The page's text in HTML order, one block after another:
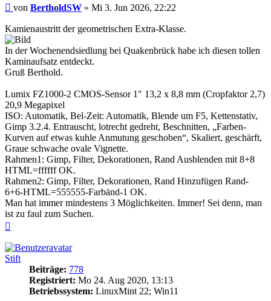
Beitrag
von BertholdSW » Mi 3. Jun 2026, 22:22
Kamienaustritt der geometrischen Extra-Klasse.
In der Wochenendsiedlung bei Quakenbrück habe ich diesen tollen
Kaminaufsatz entdeckt.
Gruß Berthold.
Lumix FZ1000-2 CMOS-Sensor 1" 13,2 x 8,8 mm (Cropfaktor 2,7)
20,9 Megapixel
ISO: Automatik, Bel-Zeit: Automatik, Blende um F5, Kettenstativ,
Gimp 3.2.4. Entrauscht, lotrecht gedreht, Beschnitten, „Farben-
Kurven auf etwas kuhle Anmutung geschoben“, Skaliert, geschärft,
Graue schwache ovale Vignette.
Rahmen1: Gimp, Filter, Dekorationen, Rand Ausblenden mit 8+8
HTML=ffffff OK.
Rahmen2: Gimp, Filter, Dekorationen, Rand Hinzufügen Rand-
6+6-HTML=555555-Farbänd-1 OK.
Man hat immer mindestens 3 Möglichkeiten. Immer! Sei denn, man
ist zu faul zum Suchen.
Stift
Beiträge: 778
Registriert: Mo 24. Aug 2020, 13:13
Betriebssystem: LinuxMint 22; Win11